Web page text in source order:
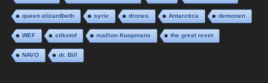
queen elizardbeth syrie drones Antarctica demonen
WEF stikstof mallion Koopmans the great reset
NAVO dr. Bill